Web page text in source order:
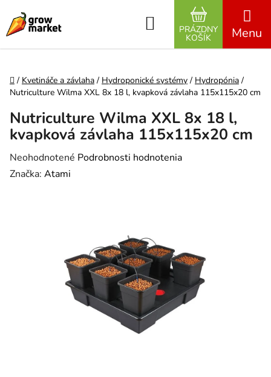
Hľadať
NÁKUPNÝ
PRÁZDNY
KOŠÍK
Domov
/ Kvetináče a závlaha / Hydroponické systémy / Hydropónia /
Nutriculture Wilma XXL 8x 18 l, kvapková závlaha 115x115x20 cm
Nutriculture Wilma XXL 8x 18 l,
kvapková závlaha 115x115x20 cm
Priemerné hodnotenie produktu je 0,0 z 5 hviezdičiek.
Neohodnotené Podrobnosti hodnotenia
Značka: Atami